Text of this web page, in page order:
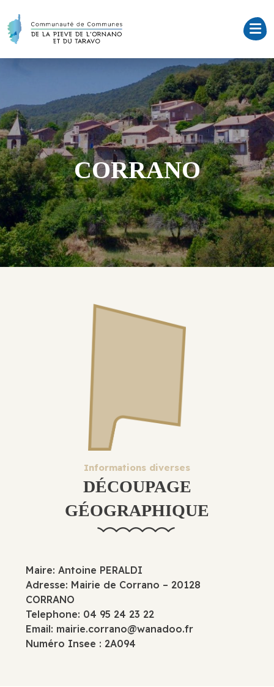
CORRANO
Informations diverses
DÉCOUPAGE
GÉOGRAPHIQUE
Maire: Antoine PERALDI
Adresse: Mairie de Corrano – 20128
CORRANO
Telephone: 04 95 24 23 22
Email: mairie.corrano@wanadoo.fr
Numéro Insee : 2A094